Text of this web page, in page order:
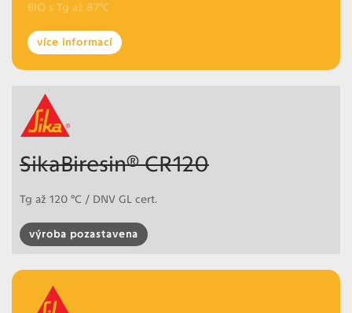
BIO s Tg až 87°C
více informací
SikaBiresin® CR120
Tg až 120 °C / DNV GL cert.
výroba pozastavena